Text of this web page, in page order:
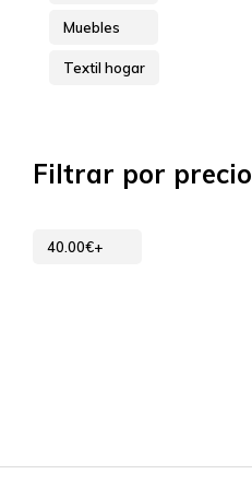
Muebles
Textil hogar
Filtrar por precio
40.00€+